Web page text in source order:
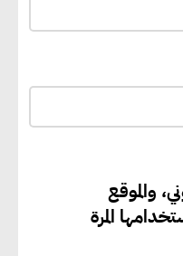
والموقع
المرة
لدعم توسع
جوجل تعلن إضافة 12 جيجاوات
وتجنب انبعاث